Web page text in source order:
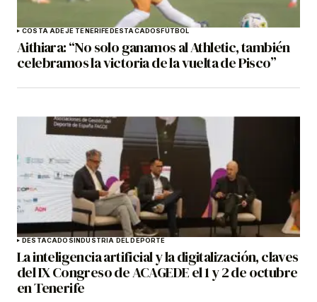
COSTA ADEJE TENERIFEDESTACADOSFÚTBOL
Aithiara: “No solo ganamos al Athletic, también
celebramos la victoria de la vuelta de Pisco”
DESTACADOSINDUSTRIA DEL DEPORTE
La inteligencia artificial y la digitalización, claves
del IX Congreso de ACAGEDE el 1 y 2 de octubre
en Tenerife